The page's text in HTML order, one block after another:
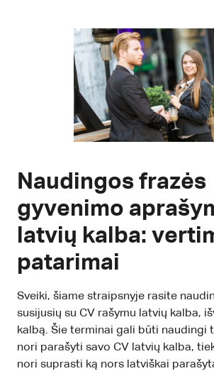
Naudingos frazės
gyvenimo
latvių kalba:
patarimai
Sveiki, šiame straipsnyje rasite
susijusių su CV rašymu latvių kalba,
kalbą. Šie terminai gali būti naudingi
nori parašyti savo CV latvių kalba,
nori suprasti ką nors latviškai